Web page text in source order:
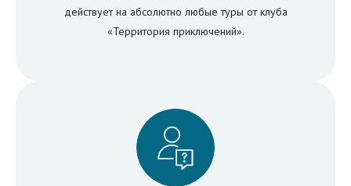
действует на абсолютно любые туры от клуба
«Территория приключений».